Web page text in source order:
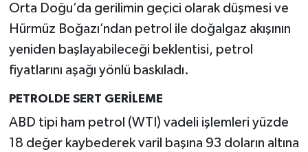
Orta Doğu’da gerilimin geçici olarak düşmesi ve
Hürmüz Boğazı’ndan petrol ile doğalgaz akışının
yeniden başlayabileceği beklentisi, petrol
fiyatlarını aşağı yönlü baskıladı.
PETROLDE SERT GERİLEME
ABD tipi ham petrol (WTI) vadeli işlemleri yüzde
18 değer kaybederek varil başına 93 doların altına